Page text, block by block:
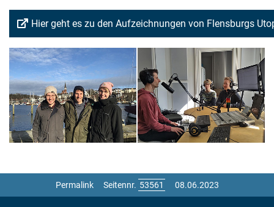
Hier geht es zu den Aufzeichnungen von Flensburgs
Permalink Seitennr. 08.06.2023